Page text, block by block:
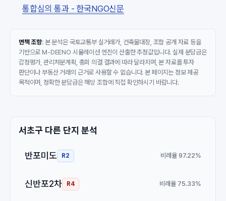
통합심의 통과 - 한국NGO신문
면책 조항: 본 분석은 국토교통부 실거래가, 건축물대장, 조합 공개 자료 등을
기반으로 M-DEENO 시뮬레이션 엔진이 산출한 추정값입니다. 실제 분담금은
감정평가, 관리처분계획, 총회 의결 결과에 따라 달라지며, 본 자료를 투자
판단이나 부동산 거래의 근거로 사용할 수 없습니다. 본 페이지는 정보 제공
목적이며, 정확한 분담금은 해당 조합에 직접 확인하시기 바랍니다.
서초구 다른 단지 분석
반포미도 R2 비례율 97.22%
신반포2차 R4 비례율 75.33%